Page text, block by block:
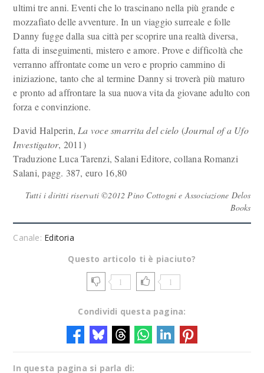
ultimi tre anni. Eventi che lo trascinano nella più grande e
mozzafiato delle avventure. In un viaggio surreale e folle
Danny fugge dalla sua città per scoprire una realtà diversa,
fatta di inseguimenti, mistero e amore. Prove e difficoltà che
verranno affrontate come un vero e proprio cammino di
iniziazione, tanto che al termine Danny si troverà più maturo
e pronto ad affrontare la sua nuova vita da giovane adulto con
forza e convinzione.
David Halperin, La voce smarrita del cielo (Journal of a Ufo
Investigator, 2011)
Traduzione Luca Tarenzi, Salani Editore, collana Romanzi
Salani, pagg. 387, euro 16,80
Tutti i diritti riservati ©2012 Pino Cottogni e Associazione Delos
Books
Canale: Editoria
Questo articolo ti è piaciuto?
1 1
Condividi questa pagina:
In questa pagina si parla di: